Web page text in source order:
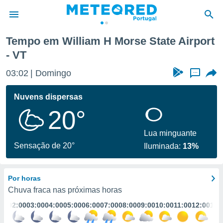
da
foi
para
fornecidas
e
digital
Tempo em William H Morse State Airport
- VT
03:02 Domingo ...
Nuvens dispersas
20°
Sensação de 20°
Lua minguante
Iluminada: 13%
Por horas
Chuva fraca nas próximas horas
02:0003:0004:0005:0006:0007:0008:0009:0010:0011:0012:00